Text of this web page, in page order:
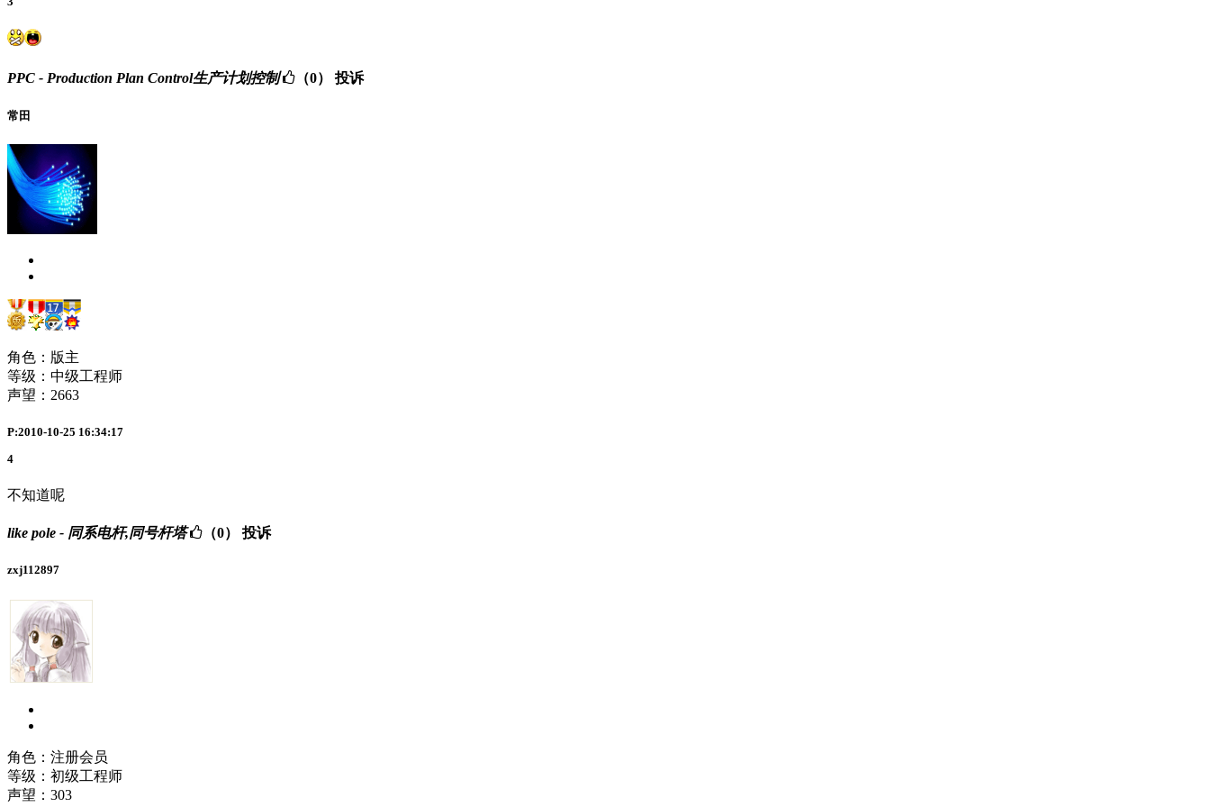
PPC - Production Plan Control生产计划控制 （0） 投诉
常田
角色：版主
等级：中级工程师
声望： 2663
P:2010-10-25 16:34:17
4
不知道呢
like pole - 同系电杆,同号杆塔 （0） 投诉
zxj112897
角色：注册会员
等级：初级工程师
声望： 303